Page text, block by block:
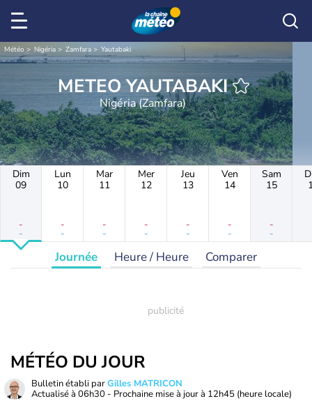
Météo Nigéria Zamfara Yautabaki
METEO YAUTABAKI
Nigéria (Zamfara)
Dim
09
-
-
Lun
10
-
-
Mar
11
-
-
Mer
12
-
-
Jeu
13
-
-
Ven
14
-
-
Sam
15
-
-
Journée Heure / Heure Comparer
MÉTÉO DU JOUR
Bulletin établi parGilles MATRICON
Actualisé à 06h30 - Prochaine mise à jour à 12h45 (heure locale)